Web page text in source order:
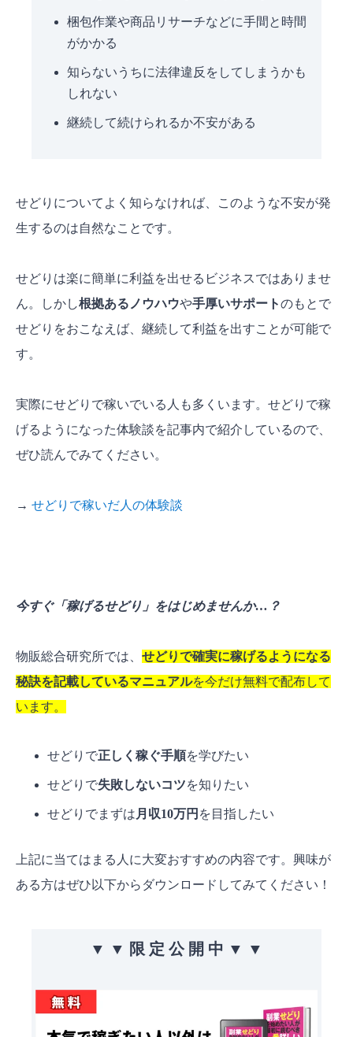
梱包作業や商品リサーチなどに手間と時間
がかかる
知らないうちに法律違反をしてしまうかも
しれない
継続して続けられるか不安がある
せどりについてよく知らなければ、このような不安が発
生するのは自然なことです。
せどりは楽に簡単に利益を出せるビジネスではありませ
ん。しかし根拠あるノウハウや手厚いサポートのもとで
せどりをおこなえば、継続して利益を出すことが可能で
す。
実際にせどりで稼いでいる人も多くいます。せどりで稼
げるようになった体験談を記事内で紹介しているので、
ぜひ読んでみてください。
→ せどりで稼いだ人の体験談
今すぐ「稼げるせどり」をはじめませんか…？
物販総合研究所では、 せどりで確実に稼げるようになる
秘訣を記載しているマニュアルを今だけ無料で配布して
います。
せどりで正しく稼ぐ手順を学びたい
せどりで失敗しないコツを知りたい
せどりでまずは 月収10万円 を目指したい
上記に当てはまる人に大変おすすめの内容です。興味が
ある方はぜひ以下からダウンロードしてみてください！
▼ ▼ 限 定 公 開 中 ▼ ▼